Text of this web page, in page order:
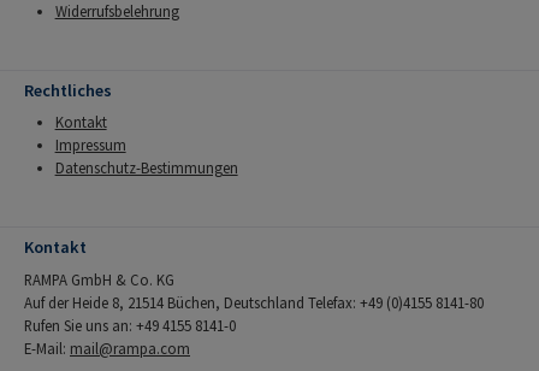
Widerrufsbelehrung
Rechtliches
Kontakt
Impressum
Datenschutz-Bestimmungen
Kontakt
RAMPA GmbH & Co. KG
Auf der Heide 8, 21514 Büchen, Deutschland Telefax: +49 (0)4155 8141-80
Rufen Sie uns an: +49 4155 8141-0
E-Mail: mail@rampa.com